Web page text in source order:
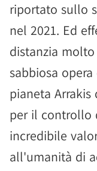
riportato sullo
nel 2021. Ed
distanzia
sabbiosa
pianeta
per il controllo
incredibile
all'umanità di